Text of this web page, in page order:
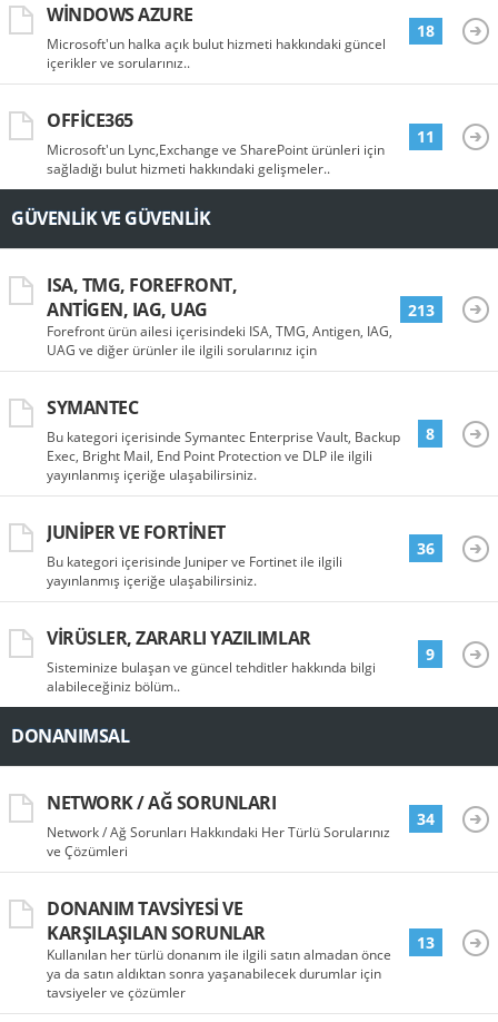
WINDOWS AZURE
Microsoft'un halka açık bulut hizmeti hakkındaki güncel
içerikler ve sorularınız..
18
OFFICE365
Microsoft'un Lync,Exchange ve SharePoint ürünleri için
sağladığı bulut hizmeti hakkındaki gelişmeler..
11
GÜVENLIK VE GÜVENLIK
ISA, TMG, FOREFRONT,
ANTIGEN, IAG, UAG
Forefront ürün ailesi içerisindeki ISA, TMG, Antigen, IAG,
UAG ve diğer ürünler ile ilgili sorularınız için
213
SYMANTEC
Bu kategori içerisinde Symantec Enterprise Vault, Backup
Exec, Bright Mail, End Point Protection ve DLP ile ilgili
yayınlanmış içeriğe ulaşabilirsiniz.
8
JUNIPER VE FORTINET
Bu kategori içerisinde Juniper ve Fortinet ile ilgili
yayınlanmış içeriğe ulaşabilirsiniz.
36
VIRÜSLER, ZARARLI YAZILIMLAR
Sisteminize bulaşan ve güncel tehditler hakkında bilgi
alabileceğiniz bölüm..
9
DONANIMSAL
NETWORK / AĞ SORUNLARI
Network / Ağ Sorunları Hakkındaki Her Türlü Sorularınız
ve Çözümleri
34
DONANIM TAVSIYESI VE
KARŞILAŞILAN SORUNLAR
Kullanılan her türlü donanım ile ilgili satın almadan önce
ya da satın aldıktan sonra yaşanabilecek durumlar için
tavsiyeler ve çözümler
13